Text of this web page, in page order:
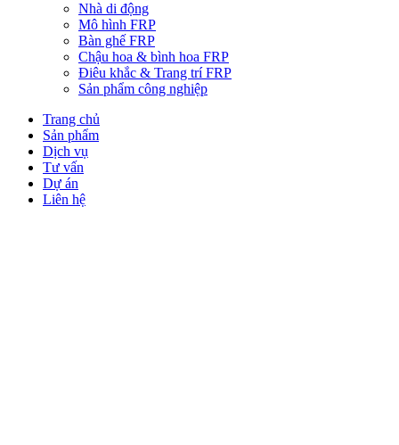
Nhà di động
Mô hình FRP
Bàn ghế FRP
Chậu hoa & bình hoa FRP
Điêu khắc & Trang trí FRP
Sản phẩm công nghiệp
Trang chủ
Sản phẩm
Dịch vụ
Tư vấn
Dự án
Liên hệ